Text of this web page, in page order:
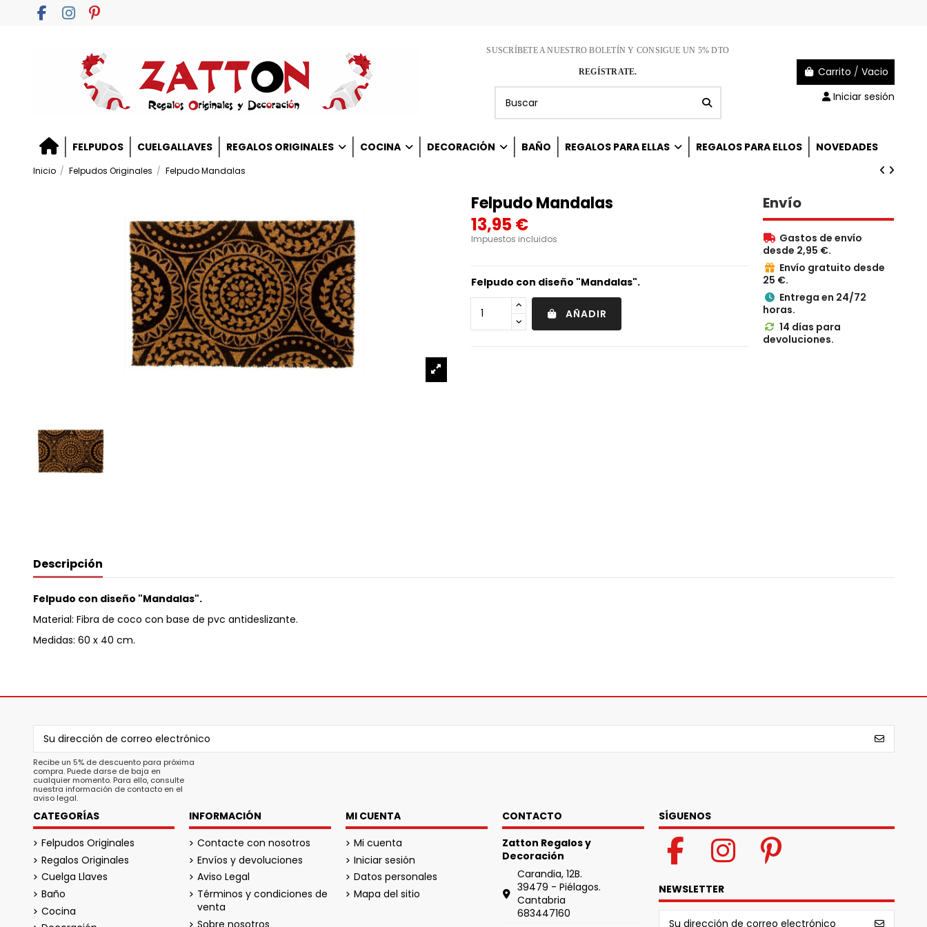
SUSCRÍBETE A NUESTRO BOLETÍN Y CONSIGUE UN 5% DTO
REGÍSTRATE. Carrito / Vacio
Iniciar sesión
FELPUDOS CUELGALLAVES REGALOS ORIGINALES COCINA DECORACIÓN BAÑO REGALOS PARA ELLAS REGALOS PARA ELLOS NOVEDADES
Inicio Felpudos Originales Felpudo Mandalas
Felpudo Mandalas
13,95 €
Impuestos incluidos
Felpudo con diseño "Mandalas".
AÑADIR
Envío
 Gastos de envío
desde 2,95 €.
 Envío gratuito desde
25 €.
 Entrega en 24/72
horas.
 14 días para
devoluciones.
Descripción
Felpudo con diseño "Mandalas".
Material: Fibra de coco con base de pvc antideslizante.
Medidas: 60 x 40 cm.
Recibe un 5% de descuento para próxima
compra. Puede darse de baja en
cualquier momento. Para ello, consulte
nuestra información de contacto en el
aviso legal.
CATEGORÍAS
Felpudos Originales
Regalos Originales
Cuelga Llaves
Baño
Cocina
INFORMACIÓN
Contacte con nosotros
Envíos y devoluciones
Aviso Legal
Términos y condiciones de
venta
Sobre nosotros
MI CUENTA
Mi cuenta
Iniciar sesión
Datos personales
Mapa del sitio
CONTACTO
Zatton Regalos y
Decoración
Carandia, 12B.
39479 - Piélagos.
Cantabria
683447160
SÍGUENOS
NEWSLETTER